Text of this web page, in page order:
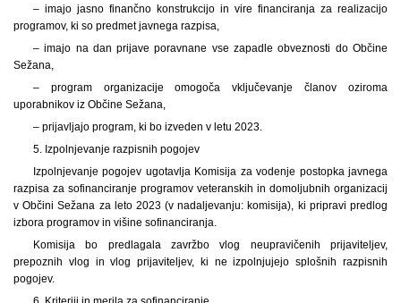
– imajo jasno finančno konstrukcijo in vire financiranja za realizacijo
programov, ki so predmet javnega razpisa,
– imajo na dan prijave poravnane vse zapadle obveznosti do Občine
Sežana,
– program organizacije omogoča vključevanje članov oziroma
uporabnikov iz Občine Sežana,
– prijavljajo program, ki bo izveden v letu 2023.
5. Izpolnjevanje razpisnih pogojev
Izpolnjevanje pogojev ugotavlja Komisija za vodenje postopka javnega
razpisa za sofinanciranje programov veteranskih in domoljubnih organizacij
v Občini Sežana za leto 2023 (v nadaljevanju: komisija), ki pripravi predlog
izbora programov in višine sofinanciranja.
Komisija bo predlagala zavržbo vlog neupravičenih prijaviteljev,
prepoznih vlog in vlog prijaviteljev, ki ne izpolnjujejo splošnih razpisnih
pogojev.